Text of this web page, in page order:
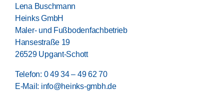
Lena Buschmann
Heinks GmbH
Maler- und Fußbodenfachbetrieb
Hansestraße 19
26529 Upgant-Schott
Telefon: 0 49 34 – 49 62 70
E-Mail: info@heinks-gmbh.de